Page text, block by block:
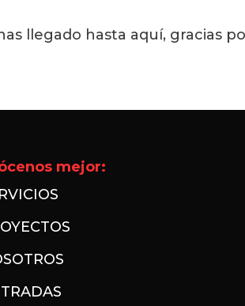
llegado hasta aquí, gracias
mejor: